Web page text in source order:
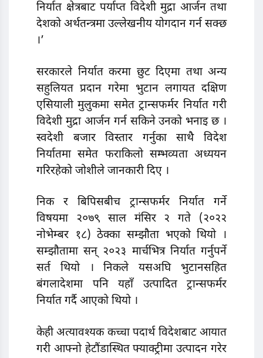
निर्यात क्षेत्रबाट पर्याप्त विदेशी मुद्रा आर्जन तथा
देशको अर्थतन्त्रमा उल्लेखनीय योगदान गर्न सक्छ
।’
सरकारले निर्यात करमा छुट दिएमा तथा अन्य
सहुलियत प्रदान गरेमा भुटान लगायत दक्षिण
एसियाली मुलुकमा समेत ट्रान्सफर्मर निर्यात गरी
विदेशी मुद्रा आर्जन गर्न सकिने उनको भनाइ छ ।
स्वदेशी बजार विस्तार गर्नुका साथै विदेश
निर्यातमा समेत फराकिलो सम्भव्यता अध्ययन
गरिरहेको जोशीले जानकारी दिए ।
निक र बिपिसबीच ट्रान्सफर्मर निर्यात गर्ने
विषयमा २०७९ साल मंसिर २ गते (२०२२
नोभेम्बर १८) ठेक्का सम्झौता भएको थियो ।
सम्झौतामा सन् २०२३ मार्चभित्र निर्यात गर्नुपर्ने
सर्त थियो । निकले यसअघि भुटानसहित
बंगलादेशमा पनि यहाँ उत्पादित ट्रान्सफर्मर
निर्यात गर्दै आएको थियो ।
केही अत्यावश्यक कच्चा पदार्थ विदेशबाट आयात
गरी आफ्नो हेटौंडास्थित फ्याक्ट्रीमा उत्पादन गरेर